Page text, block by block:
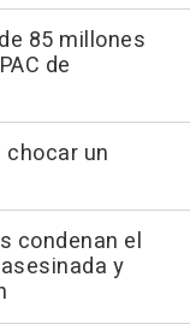
85 millones
de
un
condenan el
y